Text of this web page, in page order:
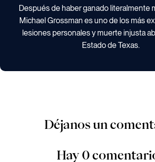
Después de haber ganado literalmente
Michael Grossman es uno de los más
lesiones personales y muerte injusta
Estado de Texas.
Déjanos un
Hay 0